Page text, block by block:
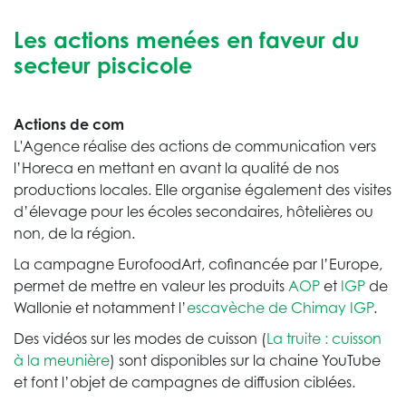
Les actions menées en faveur du
secteur piscicole
Actions de com
L'Agence réalise des actions de communication vers
l’Horeca en mettant en avant la qualité de nos
productions locales. Elle organise également des visites
d’élevage pour les écoles secondaires, hôtelières ou
non, de la région.
La campagne EurofoodArt, cofinancée par l’Europe,
permet de mettre en valeur les produits AOP et IGP de
Wallonie et notamment l’escavèche de Chimay IGP.
Des vidéos sur les modes de cuisson (La truite : cuisson
à la meunière) sont disponibles sur la chaine YouTube
et font l’objet de campagnes de diffusion ciblées.